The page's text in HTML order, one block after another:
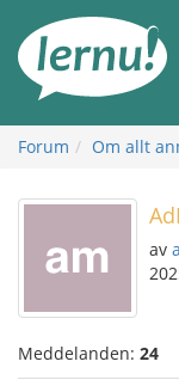
sidans
innehåll
Forum Om allt
av
Meddelanden: 24